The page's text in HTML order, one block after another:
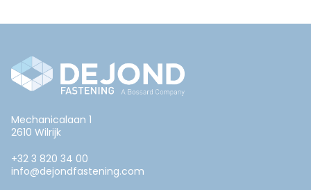
Mechanicalaan 1
2610 Wilrijk
+32 3 820 34 00
info@dejondfastening.com